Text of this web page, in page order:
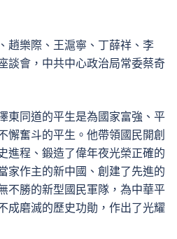
趙樂際、王滬寧、丁薛祥、李
談會，中共中心政治局常委蔡奇
東同道的平生是為國家富強、平
懈奮斗的平生。他帶領國民開創
進程、鍛造了偉年夜光榮正確的
家作主的新中國、創建了先進的
不勝的新型國民軍隊，為中華平
成磨滅的歷史功勛，作出了光耀